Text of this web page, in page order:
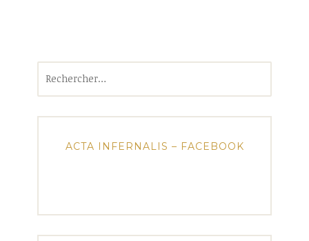
ACTA INFERNALIS – FACEBOOK